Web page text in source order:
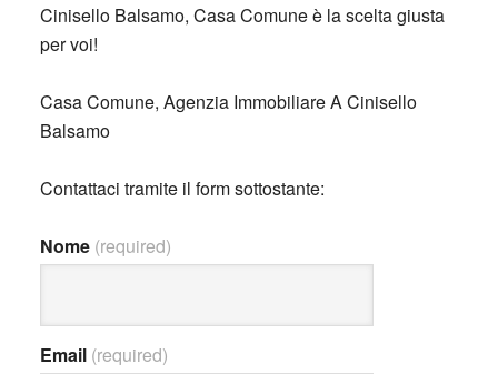
Cinisello Balsamo, Casa Comune è la scelta giusta
per voi!
Casa Comune, Agenzia Immobiliare A Cinisello
Balsamo
Contattaci tramite il form sottostante:
Nome (required)
Email (required)